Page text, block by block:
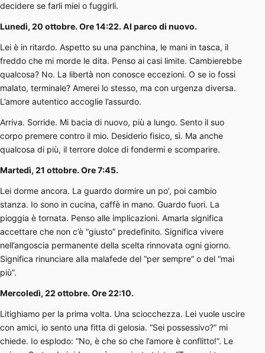
decidere se farli miei o fuggirli.
Lunedì, 20 ottobre. Ore 14:22. Al parco di nuovo.
Lei è in ritardo. Aspetto su una panchina, le mani in tasca, il
freddo che mi morde le dita. Penso ai casi limite. Cambierebbe
qualcosa? No. La libertà non conosce eccezioni. O se io fossi
malato, terminale? Amerei lo stesso, ma con urgenza diversa.
L’amore autentico accoglie l’assurdo.
Arriva. Sorride. Mi bacia di nuovo, più a lungo. Sento il suo
corpo premere contro il mio. Desiderio fisico, sì. Ma anche
qualcosa di più, il terrore dolce di fondermi e scomparire.
Martedì, 21 ottobre. Ore 7:45.
Lei dorme ancora. La guardo dormire un po’, poi cambio
stanza. Io sono in cucina, caffè in mano. Guardo fuori. La
pioggia è tornata. Penso alle implicazioni. Amarla significa
accettare che non c’è “giusto” predefinito. Significa vivere
nell’angoscia permanente della scelta rinnovata ogni giorno.
Significa rinunciare alla malafede del “per sempre” o del “mai
più”.
Mercoledì, 22 ottobre. Ore 22:10.
Litighiamo per la prima volta. Una sciocchezza. Lei vuole uscire
con amici, io sento una fitta di gelosia. “Sei possessivo?” mi
chiede. Io esplodo: “No, è che so che l’amore è conflitto!”. Le